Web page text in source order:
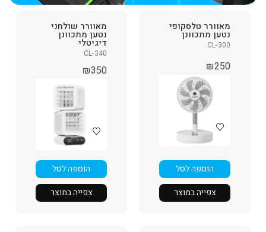
מאוורר טלסקופי
נטען מתכוונן
CL-300
₪250
הוספה לסל
צפייה במוצר
מאוורר שולחני
נטען מתכוונן
דיגיטלי
CL-340
₪350
הוספה לסל
צפייה במוצר